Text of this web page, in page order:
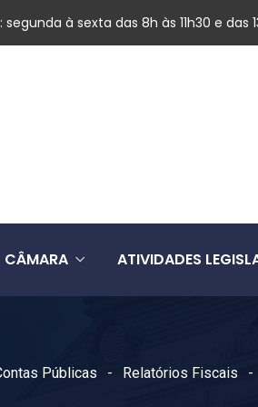
segunda à sexta das 8h às 11h30 e das
CÂMARA ATIVIDADES
Públicas Relatórios Fiscais